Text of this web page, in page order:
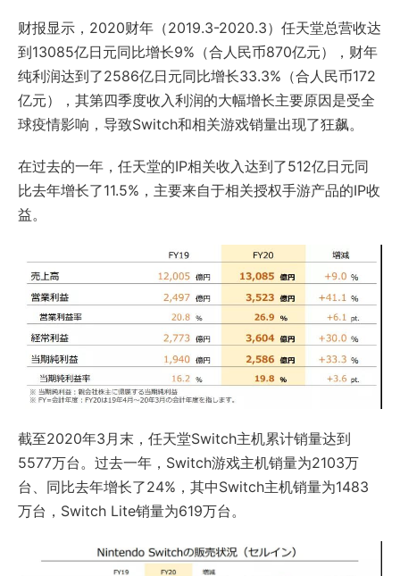
财报显示，2020财年（2019.3-2020.3）任天堂总营收达
到13085亿日元同比增长9%（合人民币870亿元），财年
纯利润达到了2586亿日元同比增长33.3%（合人民币172
亿元），其第四季度收入利润的大幅增长主要原因是受全
球疫情影响，导致Switch和相关游戏销量出现了狂飙。
在过去的一年，任天堂的IP相关收入达到了512亿日元同
比去年增长了11.5%，主要来自于相关授权手游产品的IP收
益。
截至2020年3月末，任天堂Switch主机累计销量达到
5577万台。过去一年，Switch游戏主机销量为2103万
台、同比去年增长了24%，其中Switch主机销量为1483
万台，Switch Lite销量为619万台。